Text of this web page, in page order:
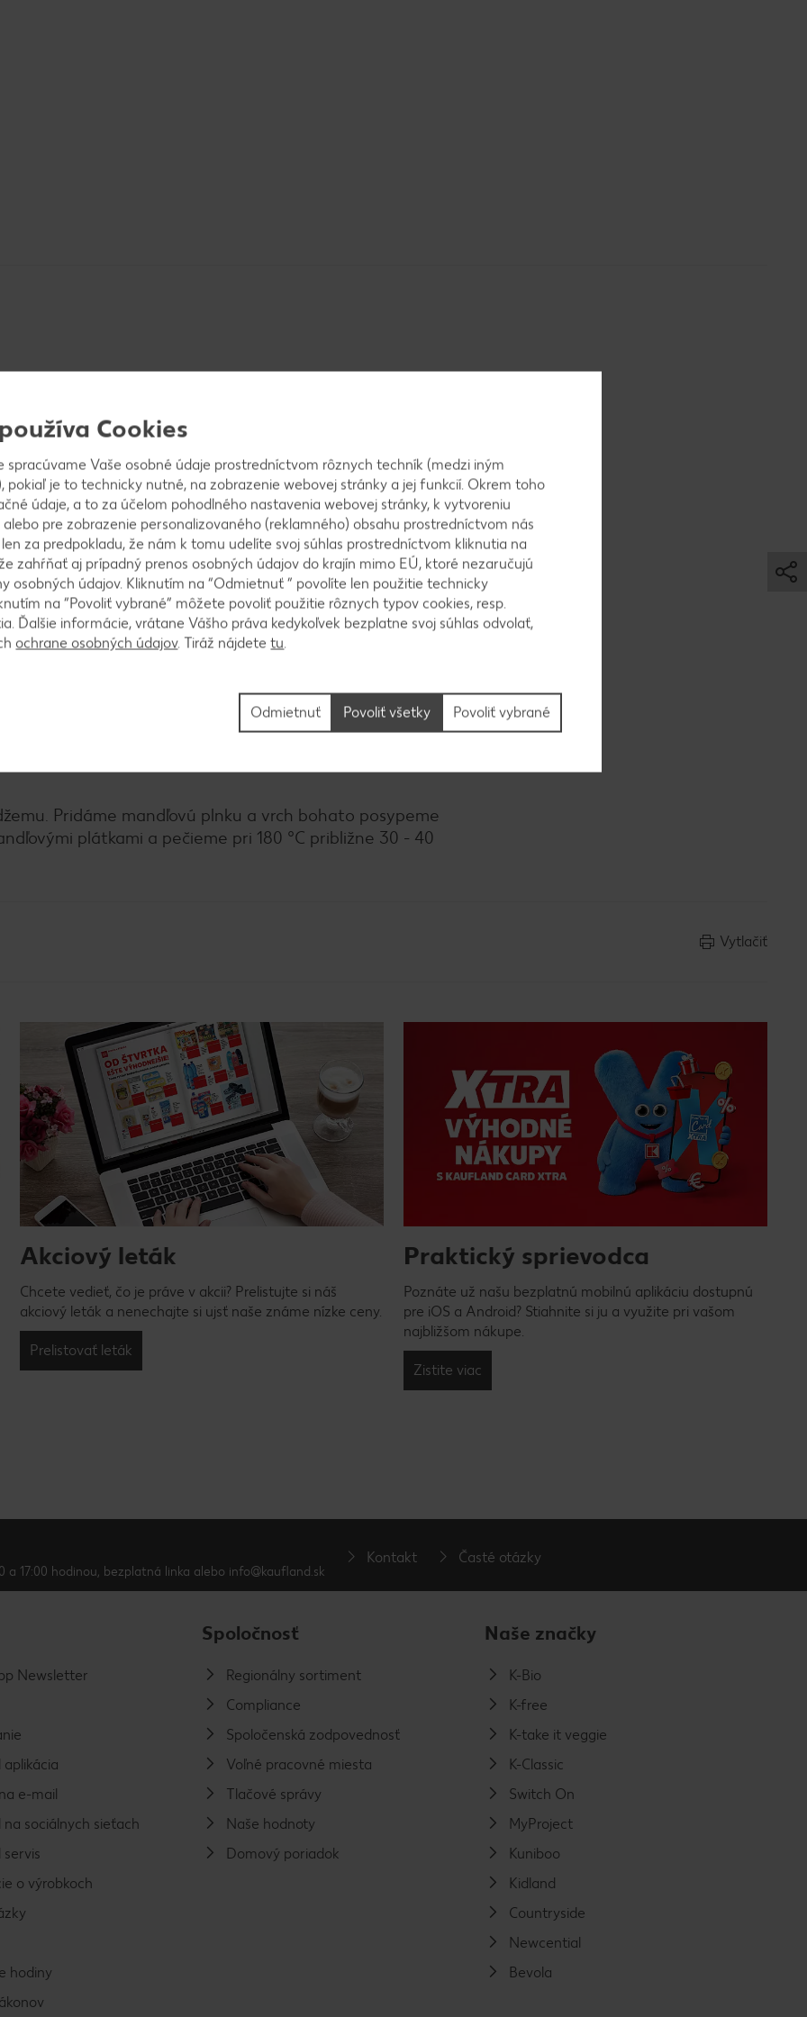
a práškovým cukrom ho rukami spracujeme. Keď má cesto
hladké cesto, ktoré dáme do chladničky aspoň na 1
Popicháme, prikryjeme alobalom a zasypeme
Predpečieme pri 175 °C približne 15 minút.
vychladnúť. V miske vymiešame mandle, múku, vajíčka a
Pridáme mandľovú plnku a vrch bohato posypeme
plátkami a pečieme pri 180 °C približne 30 - 40
Vytlačiť
Akciový leták
Chcete vedieť, čo je práve v akcii? Prelistujte si náš
akciový leták a nenechajte si ujsť naše známe nízke ceny.
Prelistovať leták
Praktický sprievodca
Poznáte už našu bezplatnú mobilnú aplikáciu dostupnú
pre iOS a Android? Stiahnite si ju a využite pri vašom
najbližšom nákupe.
Zistite viac
17:00 hodinou, bezplatná linka alebo info@kaufland.sk
Kontakt Časté otázky
Newsletter
aplikácia
e-mail
na sociálnych sieťach
servis
o výrobkoch
hodiny
Spoločnosť
Regionálny sortiment
Compliance
Spoločenská zodpovednosť
Voľné pracovné miesta
Tlačové správy
Naše hodnoty
Domový poriadok
Naše značky
K-Bio
K-free
K-take it veggie
K-Classic
Switch On
MyProject
Kuniboo
Kidland
Countryside
Newcential
Bevola
Cookies
spracúvame Vaše osobné údaje prostredníctvom rôznych techník (medzi iným
pokiaľ je to technicky nutné, na zobrazenie webovej stránky a jej funkcií. Okrem toho
údaje, a to za účelom pohodlného nastavenia webovej stránky, k vytvoreniu
pre zobrazenie personalizovaného (reklamného) obsahu prostredníctvom nás
za predpokladu, že nám k tomu udelíte svoj súhlas prostredníctvom kliknutia na
zahŕňať aj prípadný prenos osobných údajov do krajín mimo EÚ, ktoré nezaručujú
osobných údajov. Kliknutím na “Odmietnuť ” povolíte len použitie technicky
na “Povoliť vybrané” môžete povoliť použitie rôznych typov cookies, resp.
Ďalšie informácie, vrátane Vášho práva kedykoľvek bezplatne svoj súhlas odvolať,
ochrane osobných údajov. Tiráž nájdetetu.
Povoliť vybrané
Odmietnuť Povoliť všetky